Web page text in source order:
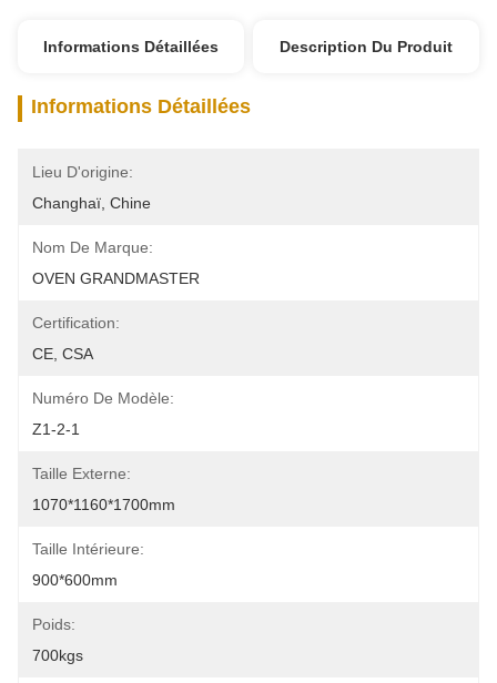
Informations Détaillées Description Du Produit
Informations Détaillées
Lieu D'origine:
Changhaï, Chine
Nom De Marque:
OVEN GRANDMASTER
Certification:
CE, CSA
Numéro De Modèle:
Z1-2-1
Taille Externe:
1070*1160*1700mm
Taille Intérieure:
900*600mm
Poids:
700kgs